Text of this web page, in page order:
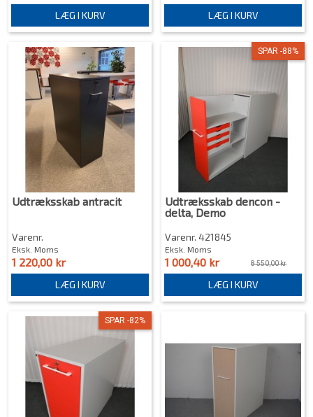
LÆG I KURV LÆG I KURV
Udtræksskab antracit
Varenr.
Eksk. Moms
1 220,00 kr
LÆG I KURV
SPAR -88%
Udtræksskab dencon -
delta, Demo
Varenr. 421845
Eksk. Moms
1 000,40 kr 8 550,00 kr
LÆG I KURV
SPAR -82%